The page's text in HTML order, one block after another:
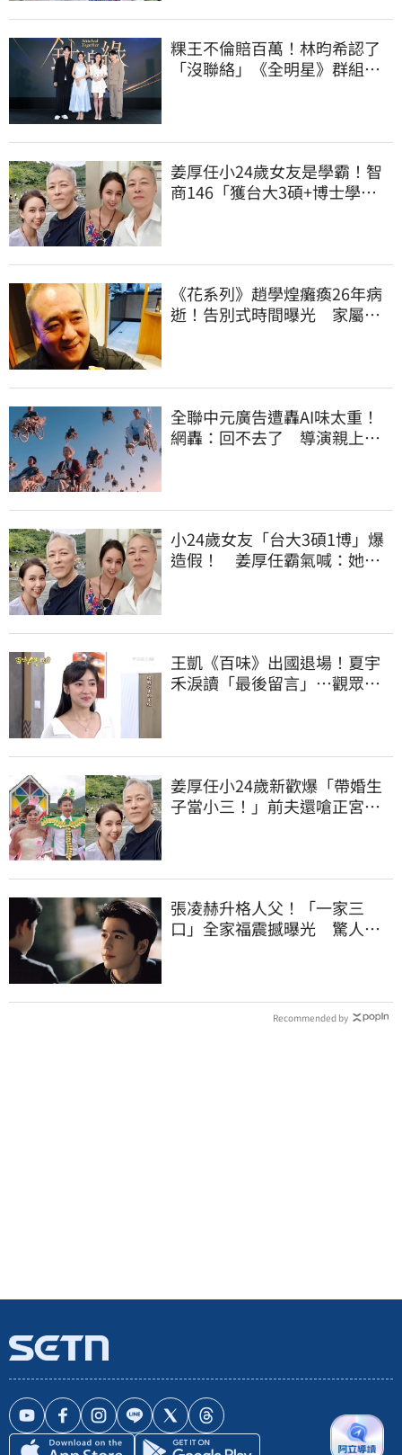
粿王不倫賠百萬！林昀希認了
「沒聯絡」《全明星》群組現
姜厚任小24歲女友是學霸！智
商146「獲台大3碩+博士學
《花系列》趙學煌癱瘓26年病
逝！告別式時間曝光 家屬遵
全聯中元廣告遭轟AI味太重！
網轟：回不去了 導演親上火
小24歲女友「台大3碩1博」爆
造假！ 姜厚任霸氣喊：她就
王凱《百味》出國退場！夏宇
禾淚讀「最後留言」…觀眾全
姜厚任小24歲新歡爆「帶婚生
子當小三！」前夫還嗆正宮
張凌赫升格人父！「一家三
口」全家福震撼曝光 驚人反
Recommended by